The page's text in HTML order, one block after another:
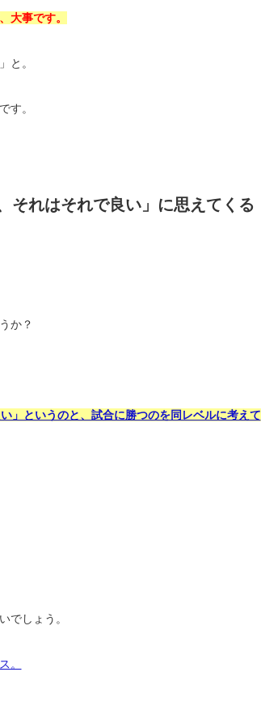
大事です。
と。
す。
それはそれで良い」に思えてくる
か？
」というのと、試合に勝つのを同レベルに考えて
でしょう。
。